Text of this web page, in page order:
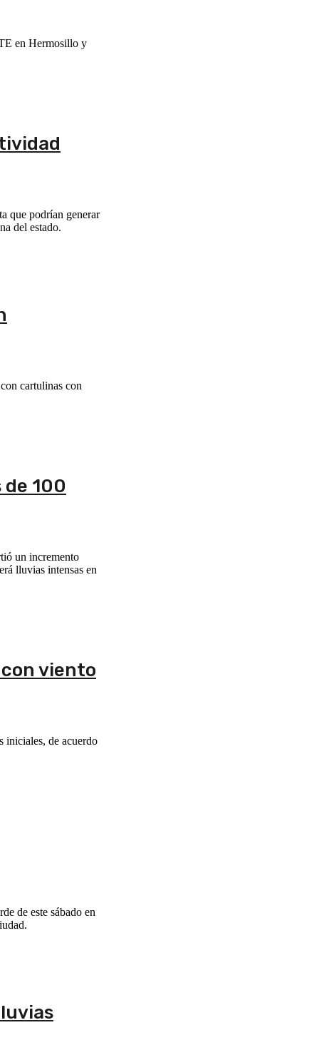
en Hermosillo y
que podrían generar
del estado.
cartulinas con
100
un incremento
lluvias intensas en
viento
iniciales, de acuerdo
de este sábado en